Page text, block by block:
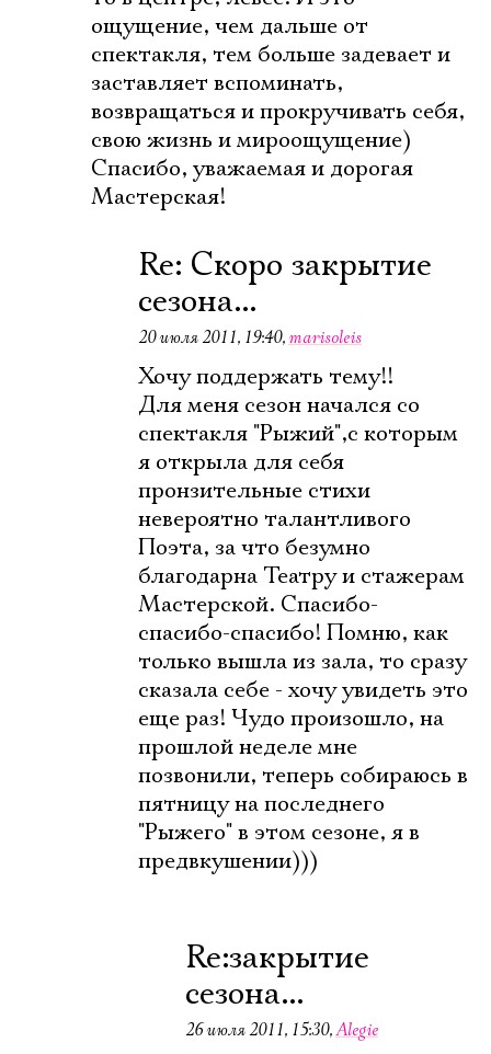
ощущение, чем дальше от
спектакля, тем больше задевает и
заставляет вспоминать,
возвращаться и прокручивать себя,
свою жизнь и мироощущение)
Спасибо, уважаемая и дорогая
Мастерская!
Re: Скоро закрытие
сезона...
20 июля 2011, 19:40,marisoleis
Хочу поддержать тему!!
Для меня сезон начался со
спектакля "Рыжий",с которым
я открыла для себя
пронзительные стихи
невероятно талантливого
Поэта, за что безумно
благодарна Театру и стажерам
Мастерской. Спасибо-
спасибо-спасибо! Помню, как
только вышла из зала, то сразу
сказала себе - хочу увидеть это
еще раз! Чудо произошло, на
прошлой неделе мне
позвонили, теперь собираюсь в
пятницу на последнего
"Рыжего" в этом сезоне, я в
предвкушении)))
Re:закрытие
сезона...
26 июля 2011, 15:30,Alegie
Электропочта
Имя
Ознакомиться